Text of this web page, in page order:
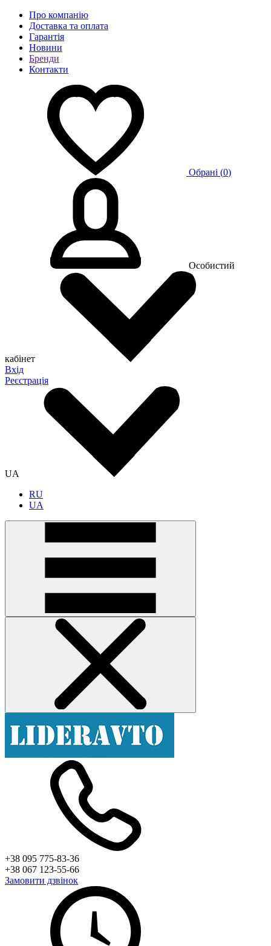
Про компанію
Доставка та оплата
Гарантія
Новини
Бренди
Контакти
Обрані (0)
Особистий
кабінет
Вхід
Реєстрація
UA
RU
UA
+38 095 775-83-36
+38 067 123-55-66
Замовити дзвінок